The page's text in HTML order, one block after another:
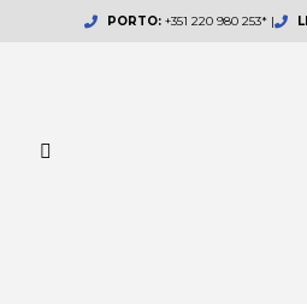
PORTO: +351 220 980 253* |